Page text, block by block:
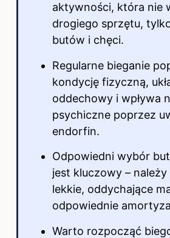
aktywności, która nie
drogiego sprzętu,
butów i chęci.
Regularne bieganie
kondycję fizyczną,
oddechowy i wpływa
psychiczne poprzez
endorfin.
Odpowiedni wybór
jest kluczowy –
lekkie, oddychające
odpowiednie
Warto rozpocząć